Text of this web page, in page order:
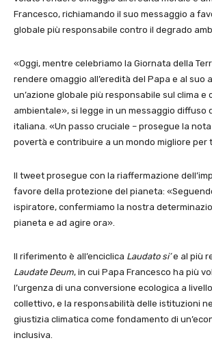
Francesco, richiamando il suo messaggio a
globale più responsabile contro il degrado
«Oggi, mentre celebriamo la Giornata della
rendere omaggio all’eredità del Papa e al suo
un’azione globale più responsabile sul clima e
ambientale», si legge in un messaggio diffuso
italiana. «Un passo cruciale – prosegue la
povertà e contribuire a un mondo migliore per
Il tweet prosegue con la riaffermazione
favore della protezione del pianeta:
ispiratore, confermiamo la nostra
pianeta e ad agire ora».
Il riferimento è all’enciclica Laudato si’e al più
Laudate Deum, in cui Papa Francesco ha più
l’urgenza di una conversione ecologica a
collettivo, e la responsabilità delle istituzioni
giustizia climatica come fondamento di
inclusiva.